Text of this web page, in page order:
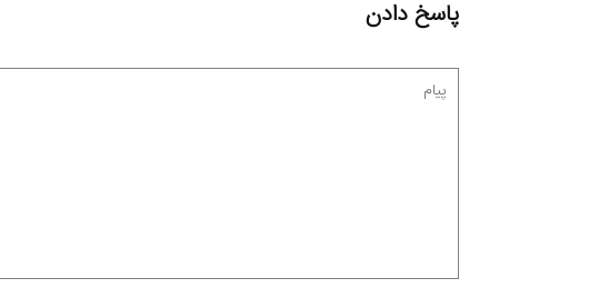
پاسخ دادن